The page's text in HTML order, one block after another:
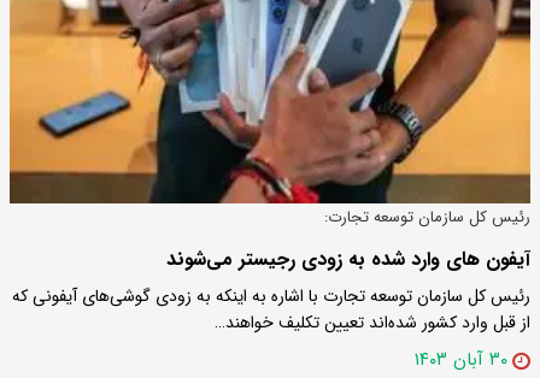
رئیس کل سازمان توسعه تجارت:
آیفون های وارد شده به زودی رجیستر می‌شوند
رئیس کل سازمان توسعه تجارت با اشاره به اینکه به زودی گوشی‌های آیفونی که
از قبل وارد کشور شده‌اند تعیین تکلیف خواهند…
۳۰ آبان ۱۴۰۳